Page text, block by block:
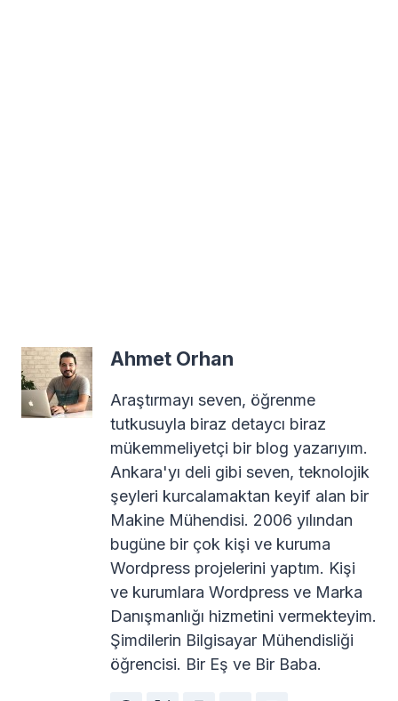
Ahmet Orhan
Araştırmayı seven, öğrenme
tutkusuyla biraz detaycı biraz
mükemmeliyetçi bir blog yazarıyım.
Ankara'yı deli gibi seven, teknolojik
şeyleri kurcalamaktan keyif alan bir
Makine Mühendisi. 2006 yılından
bugüne bir çok kişi ve kuruma
Wordpress projelerini yaptım. Kişi
ve kurumlara Wordpress ve Marka
Danışmanlığı hizmetini vermekteyim.
Şimdilerin Bilgisayar Mühendisliği
öğrencisi. Bir Eş ve Bir Baba.